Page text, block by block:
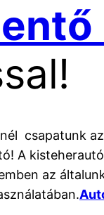
csapatunk
A
az